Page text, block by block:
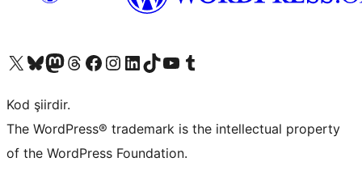
X (eski Twitter) hesabımıza bakın
Bluesky hesabımızı ziyaret edinMastodon hesabımızı ziyaret edinThreads hesabımızı ziyaret edinFacebook sayfamızı ziyaret edinInstagram hesabımızı ziyaret edinLinkedIn hesabımızı ziyaret edinTikTok hesabımızı ziyaret edinYouTube kanalımızı ziyaret edinTumblr hesabımızı ziyaret edin
Kod şiirdir.
The WordPress® trademark is the intellectual property
of the WordPress Foundation.